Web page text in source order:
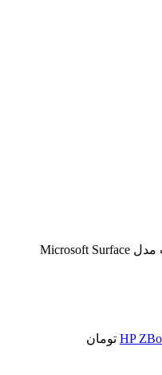
تبلت مایکروسافت مدل Microsoft Surface
تومان